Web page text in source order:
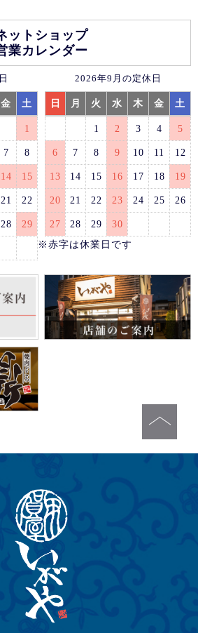
ットショップ
業カレンダー
金 土
1
7 8
14 15
21 22
28 29
2026年9月の定休日
日 月 火 水 木 金 土
1 2 3 4 5
6 7 8 9 10 11 12
13 14 15 16 17 18 19
20 21 22 23 24 25 26
27 28 29
30
※赤字は休業日です